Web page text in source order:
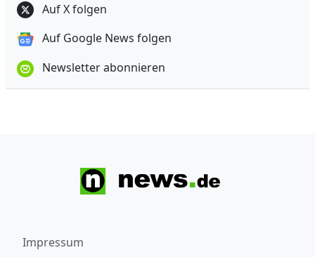
Auf X folgen
Auf Google News folgen
Newsletter abonnieren
Impressum